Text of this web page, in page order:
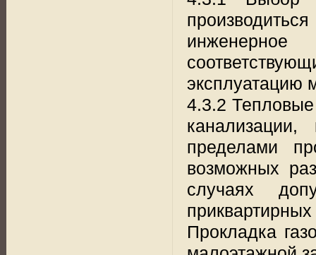
инженерное
эксплуатацию
4.3.2
пределами
возможных
случаях
Прокладка